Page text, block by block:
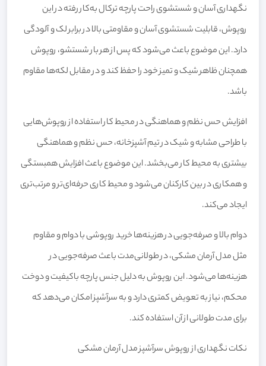
نگهداری آسان و شستشوی راحت پارچه ترکال به‌کار رفته در این
روپوش، قابلیت شستشوی آسان و مقاومتی بالا در برابر لک و آلودگی
دارد. این موضوع باعث می‌شود که پس از هر بار شستشو، روپوش
همچنان ظاهر شیک و تمیز خود را حفظ کند و در مقابل لکه‌ها مقاوم
باشد.
افزایش حس نظم و هماهنگی در محیط کار استفاده از روپوش‌هایی
با طراحی مشابه و شیک در تیم آشپزخانه، حس نظم و هماهنگی
بیشتری به محیط کار می‌بخشد. این موضوع باعث افزایش همبستگی
و همکاری در بین کارکنان می‌شود و محیط کاری حرفه‌ای‌تر و مرتب‌تری
ایجاد می‌کند.
دوام بالا و صرفه‌جویی در هزینه‌ها خرید روپوشی با دوام و مقاوم
مثل مدل آرمان مشکی، در طولانی‌مدت باعث صرفه‌جویی در
هزینه‌ها می‌شود. این روپوش به دلیل جنس پارچه باکیفیت و دوخت
محکم، نیاز به تعویض کمتری دارد و به سرآشپز امکان می‌دهد که
برای مدت طولانی از آن استفاده کند.
نکات نگهداری از روپوش سرآشپز مدل آرمان مشکی